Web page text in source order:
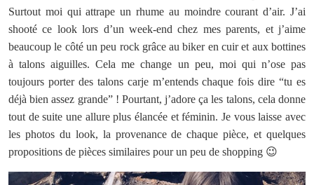
Surtout moi qui attrape un rhume au moindre courant d’air. J’ai
shooté ce look lors d’un week-end chez mes parents, et j’aime
beaucoup le côté un peu rock grâce au biker en cuir et aux bottines
à talons aiguilles. Cela me change un peu, moi qui n’ose pas
toujours porter des talons carje m’entends chaque fois dire “tu es
déjà bien assez grande” ! Pourtant, j’adore ça les talons, cela donne
tout de suite une allure plus élancée et féminin. Je vous laisse avec
les photos du look, la provenance de chaque pièce, et quelques
propositions de pièces similaires pour un peu de shopping 😉